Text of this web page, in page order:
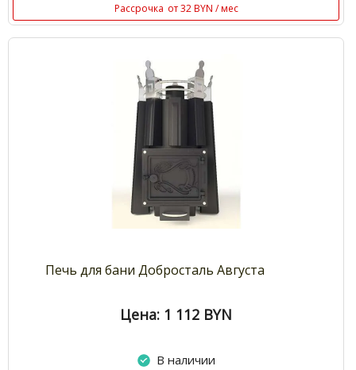
Рассрочка от 32 BYN / мес
Печь для бани Добросталь Августа
Цена: 1 112 BYN
В наличии